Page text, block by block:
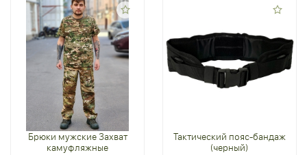
Брюки мужские Захват
камуфляжные
Тактический пояс-бандаж
(черный)